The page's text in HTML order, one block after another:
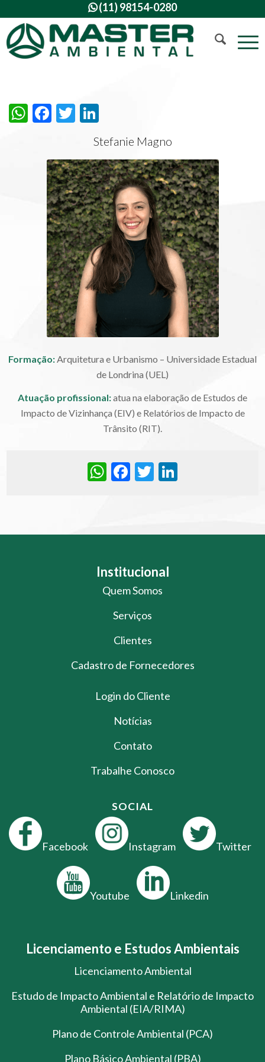
(11) 98154-0280
WhatsApp
Facebook
Twitter
Stefanie Magno
Formação: Arquitetura e Urbanismo – Universidade Estadual
de Londrina (UEL)
Atuação profissional:atua na elaboração de Estudos de
Impacto de Vizinhança (EIV) e Relatórios de Impacto de
Trânsito (RIT).
WhatsApp
Facebook
Twitter
Institucional
Quem Somos
Serviços
Clientes
Cadastro de Fornecedores
Login do Cliente
Notícias
Contato
Trabalhe Conosco
SOCIAL
Facebook Instagram Twitter
Youtube Linkedin
Licenciamento e Estudos Ambientais
Licenciamento Ambiental
Estudo de Impacto Ambiental e Relatório de Impacto
Ambiental (EIA/RIMA)
Plano de Controle Ambiental (PCA)
Plano Básico Ambiental (PBA)